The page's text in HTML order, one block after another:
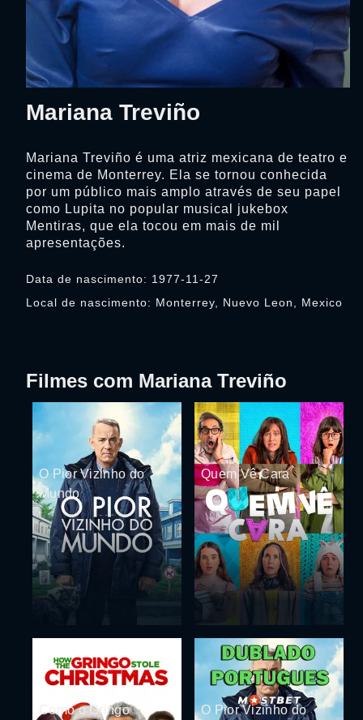
Mariana Treviño
Data de nascimento: 1977-11-27
Local de nascimento: Monterrey, Nuevo Leon, Mexico
Mariana Treviño é uma atriz mexicana de teatro e
cinema de Monterrey. Ela se tornou conhecida
por um público mais amplo através de seu papel
como Lupita no popular musical jukebox
Mentiras, que ela tocou em mais de mil
apresentações.
Filmes com Mariana Treviño
O Pior Vizinho do
Mundo
Quem Vê Cara
Como o Gringo
O Pior Vizinho do